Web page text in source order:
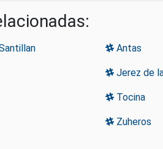
Antas
Jerez de
Tocina
Zuheros